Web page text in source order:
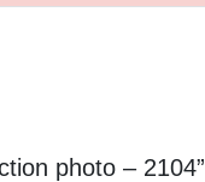
photo – 2104”